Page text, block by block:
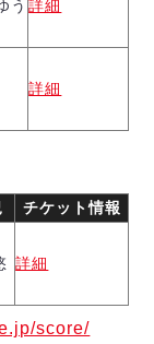
う 詳細
詳細
チケット情報
詳細
score/